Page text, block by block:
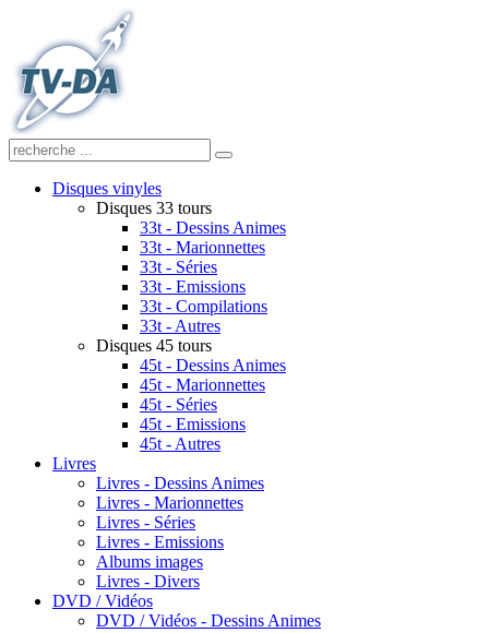
Disques vinyles
Disques 33 tours
33t - Dessins Animes
33t - Marionnettes
33t - Séries
33t - Emissions
33t - Compilations
33t - Autres
Disques 45 tours
45t - Dessins Animes
45t - Marionnettes
45t - Séries
45t - Emissions
45t - Autres
Livres
Livres - Dessins Animes
Livres - Marionnettes
Livres - Séries
Livres - Emissions
Albums images
Livres - Divers
DVD / Vidéos
DVD / Vidéos - Dessins Animes